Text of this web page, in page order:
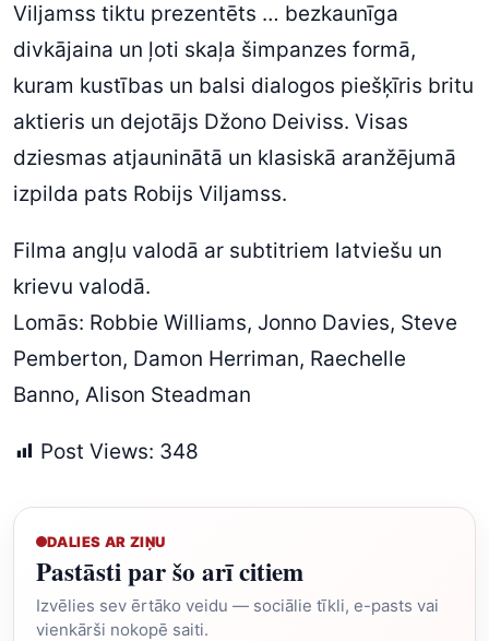
Viljamss tiktu prezentēts … bezkaunīga
divkājaina un ļoti skaļa šimpanzes formā,
kuram kustības un balsi dialogos piešķīris britu
aktieris un dejotājs Džono Deiviss. Visas
dziesmas atjauninātā un klasiskā aranžējumā
izpilda pats Robijs Viljamss.
Filma angļu valodā ar subtitriem latviešu un
krievu valodā.
Lomās: Robbie Williams, Jonno Davies, Steve
Pemberton, Damon Herriman, Raechelle
Banno, Alison Steadman
Post Views: 348
DALIES AR ZIŅU
Pastāsti par šo arī citiem
Izvēlies sev ērtāko veidu — sociālie tīkli, e-pasts vai
vienkārši nokopē saiti.